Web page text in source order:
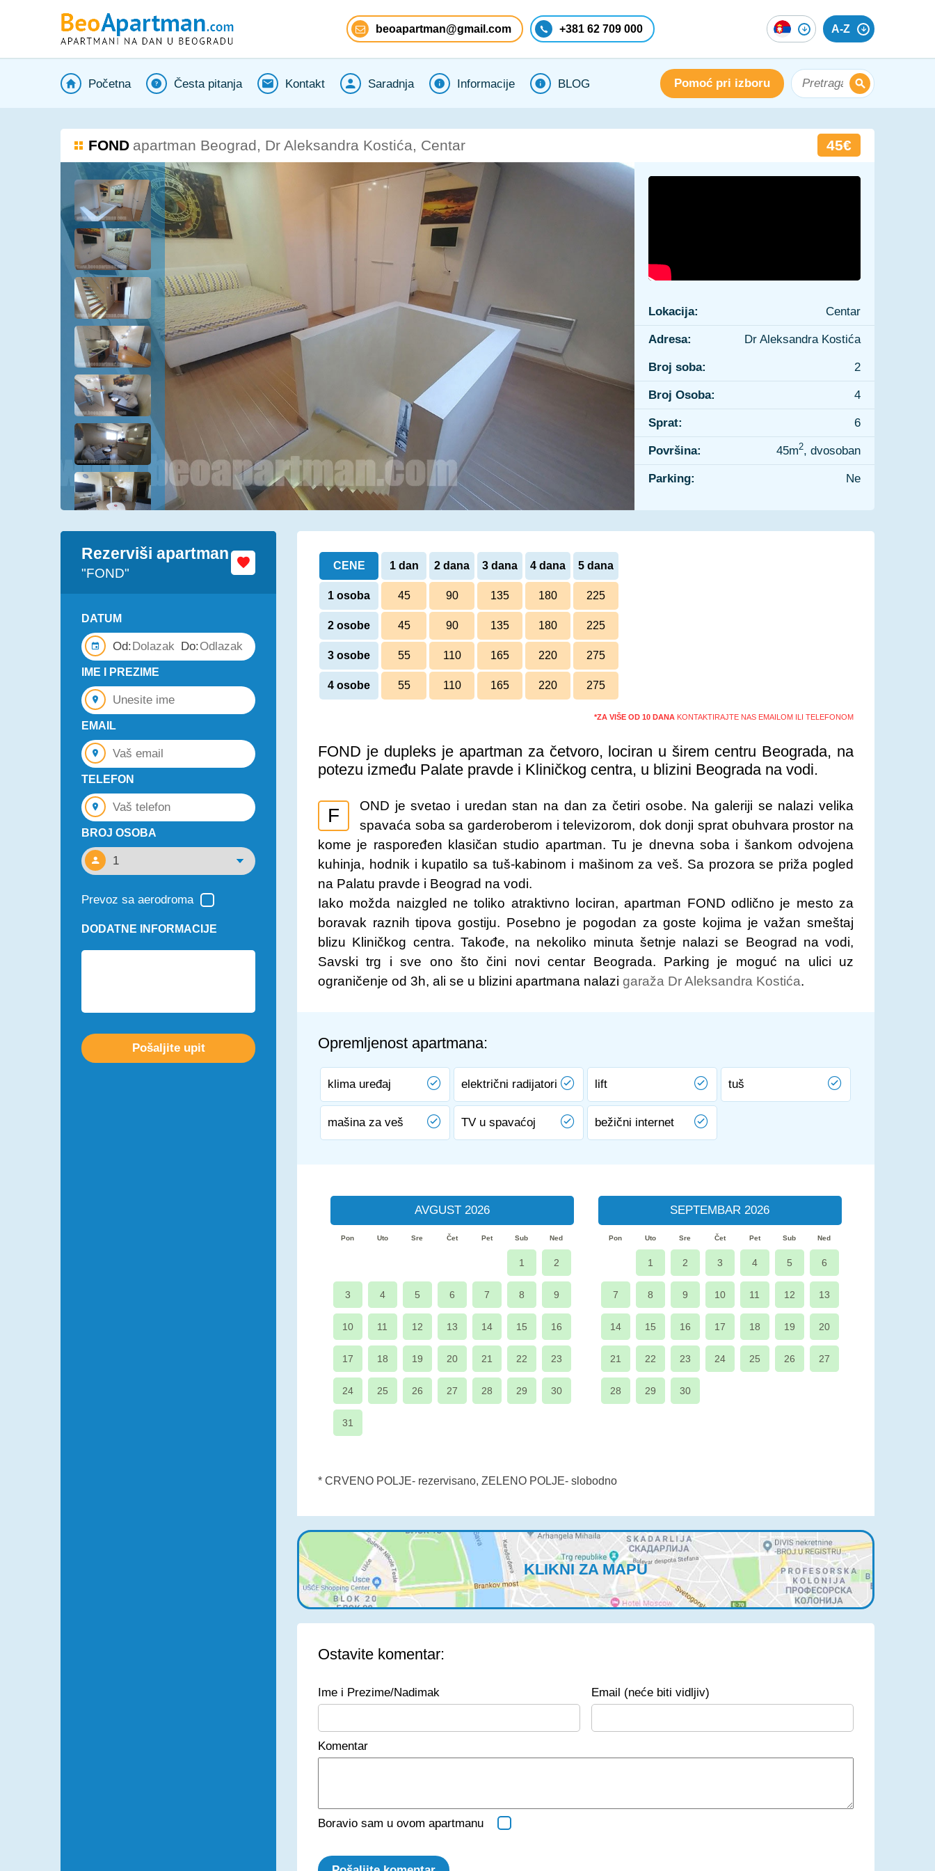
beoapartman@gmail.com +381 62 709 000 A-Z
Početna Česta pitanja Kontakt Saradnja Informacije BLOG Pomoć pri izboru
FOND apartman Beograd, Dr Aleksandra Kostića, Centar 45€
Lokacija: Centar
Adresa: Dr Aleksandra Kostića
Broj soba: 2
Broj Osoba: 4
Sprat: 6
Površina: 45m2, dvosoban
Parking: Ne
Rezerviši apartman
"FOND"
DATUM
Od: Do:
IME I PREZIME
EMAIL
TELEFON
BROJ OSOBA
Prevoz sa aerodroma
DODATNE INFORMACIJE
CENE 1 dan 2 dana 3 dana 4 dana 5 dana
1 osoba 45 90 135 180 225
2 osobe 45 90 135 180 225
3 osobe 55 110 165 220 275
4 osobe 55 110 165 220 275
*ZA VIŠE OD 10 DANA KONTAKTIRAJTE NAS EMAILOM ILI TELEFONOM
FOND je dupleks je apartman za četvoro, lociran u širem centru Beograda, na
potezu između Palate pravde i Kliničkog centra, u blizini Beograda na vodi.
F
OND je svetao i uredan stan na dan za četiri osobe. Na galeriji se nalazi velika
spavaća soba sa garderoberom i televizorom, dok donji sprat obuhvara prostor na
kome je raspoređen klasičan studio apartman. Tu je dnevna soba i šankom odvojena
kuhinja, hodnik i kupatilo sa tuš-kabinom i mašinom za veš. Sa prozora se priža pogled
na Palatu pravde i Beograd na vodi.
Iako možda naizgled ne toliko atraktivno lociran, apartman FOND odlično je mesto za
boravak raznih tipova gostiju. Posebno je pogodan za goste kojima je važan smeštaj
blizu Kliničkog centra. Takođe, na nekoliko minuta šetnje nalazi se Beograd na vodi,
Savski trg i sve ono što čini novi centar Beograda. Parking je moguć na ulici uz
ograničenje od 3h, ali se u blizini apartmana nalazi garaža Dr Aleksandra Kostića.
Opremljenost apartmana:
klima uređaj električni radijatori lift tuš
mašina za veš TV u spavaćoj bežični internet
AVGUST 2026
Pon Uto Sre Čet Pet Sub Ned
1 2
3 4 5 6 7 8 9
10 11 12 13 14 15 16
17 18 19 20 21 22 23
24 25 26 27 28 29 30
31
SEPTEMBAR 2026
Pon Uto Sre Čet Pet Sub Ned
1 2 3 4 5 6
7 8 9 10 11 12 13
14 15 16 17 18 19 20
21 22 23 24 25 26 27
28 29 30
* CRVENO POLJE- rezervisano, ZELENO POLJE- slobodno
KLIKNI ZA MAPU
Ostavite komentar:
Ime i Prezime/Nadimak Email (neće biti vidljiv)
Komentar
Boravio sam u ovom apartmanu